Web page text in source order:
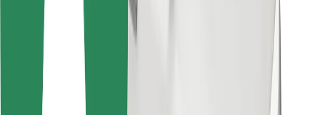
Bolt for Business
Andet
Vilkår og betingelser